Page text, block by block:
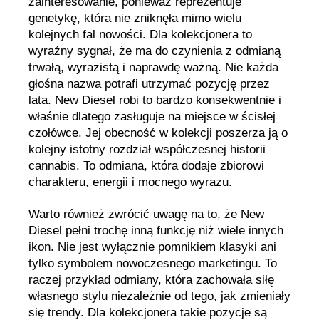
genetykę, która nie zniknęła mimo wielu
kolejnych fal nowości. Dla kolekcjonera to
wyraźny sygnał, że ma do czynienia z odmianą
trwałą, wyrazistą i naprawdę ważną. Nie każda
głośna nazwa potrafi utrzymać pozycję przez
lata. New Diesel robi to bardzo konsekwentnie i
właśnie dlatego zasługuje na miejsce w ścisłej
czołówce. Jej obecność w kolekcji poszerza ją o
kolejny istotny rozdział współczesnej historii
cannabis. To odmiana, która dodaje zbiorowi
charakteru, energii i mocnego wyrazu.
Warto również zwrócić uwagę na to, że New
Diesel pełni trochę inną funkcję niż wiele innych
ikon. Nie jest wyłącznie pomnikiem klasyki ani
tylko symbolem nowoczesnego marketingu. To
raczej przykład odmiany, która zachowała siłę
własnego stylu niezależnie od tego, jak zmieniały
się trendy. Dla kolekcjonera takie pozycje są